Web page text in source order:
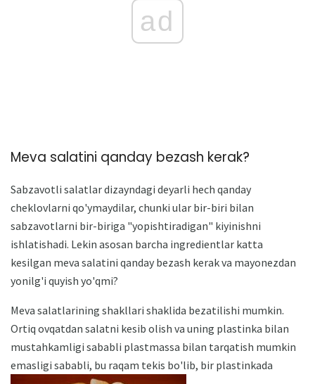
ad
Meva salatini qanday bezash kerak?
Sabzavotli salatlar dizayndagi deyarli hech qanday
cheklovlarni qo'ymaydilar, chunki ular bir-biri bilan
sabzavotlarni bir-biriga "yopishtiradigan" kiyinishni
ishlatishadi. Lekin asosan barcha ingredientlar katta
kesilgan meva salatini qanday bezash kerak va mayonezdan
yonilg'i quyish yo'qmi?
Meva salatlarining shakllari shaklida bezatilishi mumkin.
Ortiq ovqatdan salatni kesib olish va uning plastinka bilan
mustahkamligi sababli plastmassa bilan tarqatish mumkin
emasligi sababli, bu raqam tekis bo'lib, bir plastinkada